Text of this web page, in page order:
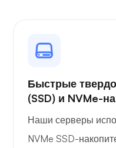
Быстрые
(SSD) и NVMe-
Наши серверы
NVMe SSD-